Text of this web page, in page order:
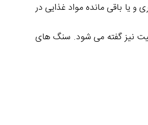
و یا باقی مانده مواد غذایی در
نیز گفته می شود. سنگ های